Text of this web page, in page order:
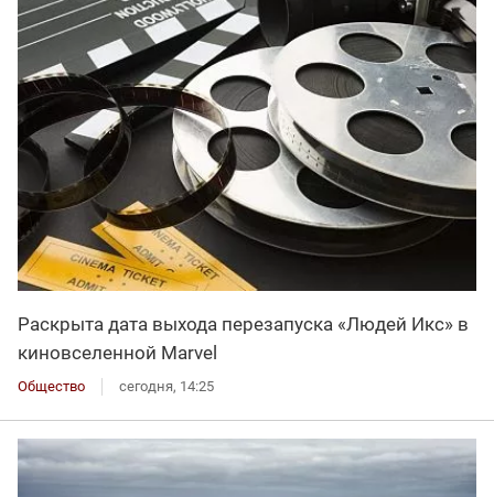
Раскрыта дата выхода перезапуска «Людей Икс» в
киновселенной Marvel
Общество сегодня, 14:25